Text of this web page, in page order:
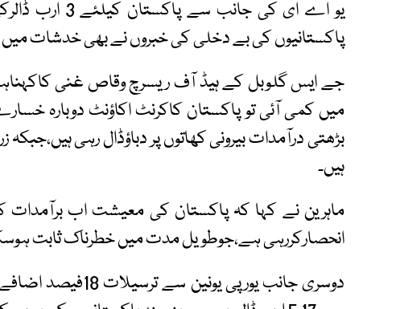
یو اے ای کی
پاکستانیوں کی بے دخلی کی خبروں نے بھی خدشات میں
جے ایس گلوبل کے ہیڈ آف ریسرچ وقاص غنی
میں کمی آئی تو پاکستان کاکرنٹ اکاؤنٹ دوبارہ
بڑھتی درآمدات بیرونی کھاتوں پر دباؤڈال رہی
ہیں۔
ماہرین نے کہا کہ پاکستان کی معیشت اب برآمدات
انحصارکررہی ہے،جوطویل مدت میں خطرناک ثابت